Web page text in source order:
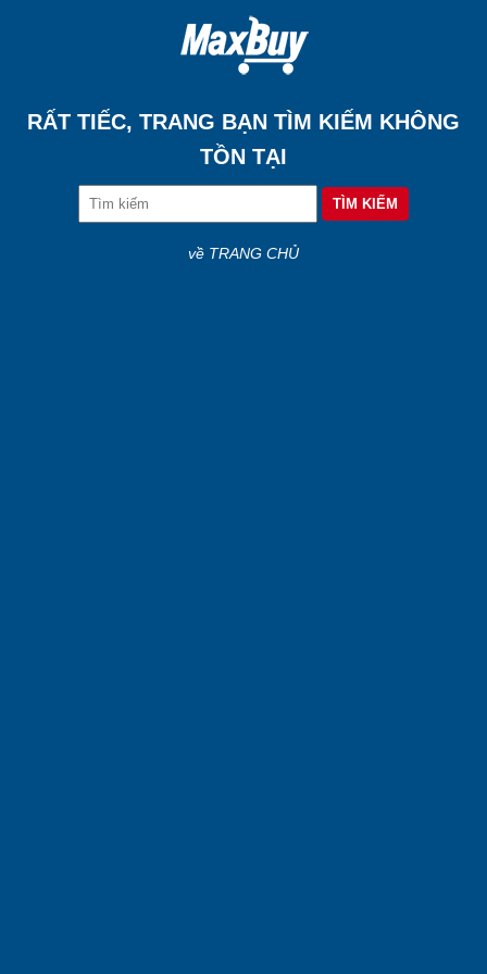
RẤT TIẾC, TRANG BẠN TÌM KIẾM KHÔNG
TỒN TẠI
về TRANG CHỦ